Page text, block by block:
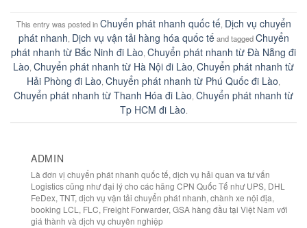
This entry was posted inChuyển phát nhanh quốc tế, Dịch vụ chuyển
phát nhanh, Dịch vụ vận tải hàng hóa quốc tếand taggedChuyển
phát nhanh từ Bắc Ninh đi Lào, Chuyển phát nhanh từ Đà Nẵng đi
Lào, Chuyển phát nhanh từ Hà Nội đi Lào, Chuyển phát nhanh từ
Hải Phòng đi Lào, Chuyển phát nhanh từ Phú Quốc đi Lào,
Chuyển phát nhanh từ Thanh Hóa đi Lào, Chuyển phát nhanh từ
Tp HCM đi Lào.
ADMIN
Là đơn vị chuyển phát nhanh quốc tế, dịch vụ hải quan va tư vấn
Logistics cũng như đại lý cho các hãng CPN Quốc Tế như UPS, DHL
FeDex, TNT, dịch vụ vận tải chuyển phát nhanh, chành xe nội địa,
booking LCL, FLC, Freight Forwarder, GSA hàng đầu tại Việt Nam với
giá thành và dịch vụ chuyên nghiệp